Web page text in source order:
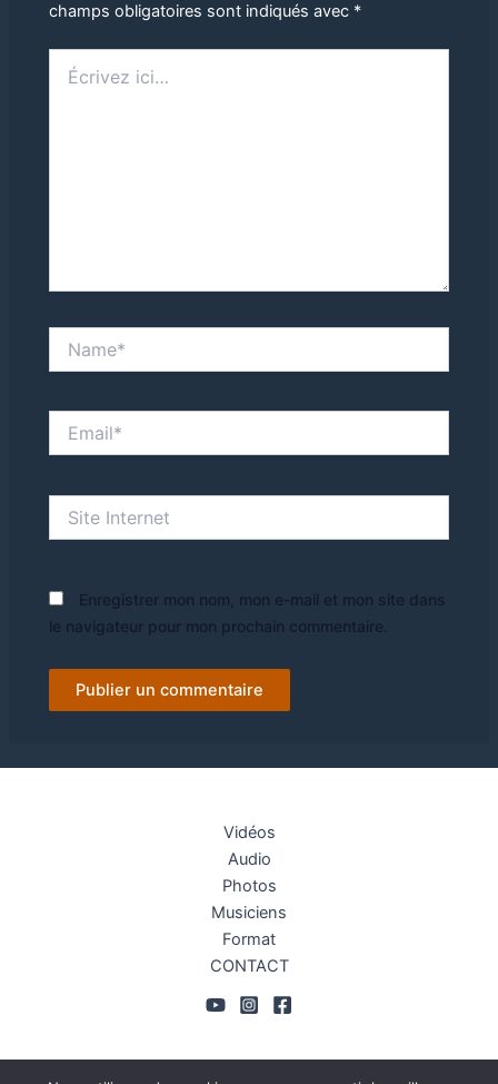
champs obligatoires sont indiqués avec *
ici…
Internet
Enregistrer mon nom, mon e-mail et mon site dans
le navigateur pour mon prochain commentaire.
Vidéos
Audio
Photos
Musiciens
Format
CONTACT